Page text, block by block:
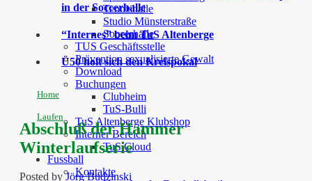
Tennishalle
Studio Münsterstraße
Soccerhalle
TUS Geschäftsstelle
Prävention sexualisierte Gewalt
Download
Buchungen
Clubheim
TuS-Bulli
TuS Altenberge Klubshop
Interner Bereich
TuS Cloud
Fussball
Kontakte
in der Soccerhalle
“Internes” beim TuS Altenberge
Ü50 holt sich den Kreispokal
Home
Laufen
Abschluß der Hammer
Winterlaufserie
Posted byJörg Budzinski